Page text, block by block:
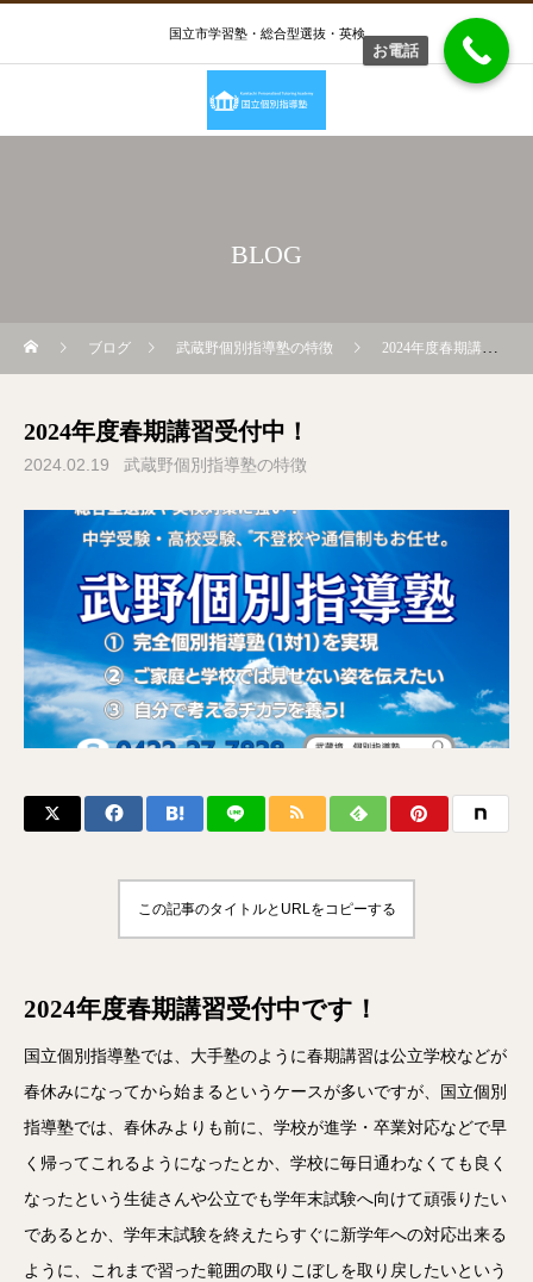
国立市学習塾・総合型選抜・英検
BLOG
ブログ 武蔵野個別指導塾の特徴 2024年度春期講習受付中！
2024年度春期講習受付中！
2024.02.19 武蔵野個別指導塾の特徴
この記事のタイトルとURLをコピーする
2024年度春期講習受付中です！
国立個別指導塾では、大手塾のように春期講習は公立学校などが
春休みになってから始まるというケースが多いですが、国立個別
指導塾では、春休みよりも前に、学校が進学・卒業対応などで早
く帰ってこれるようになったとか、学校に毎日通わなくても良く
なったという生徒さんや公立でも学年末試験へ向けて頑張りたい
であるとか、学年末試験を終えたらすぐに新学年への対応出来る
ように、これまで習った範囲の取りこぼしを取り戻したいという
お電話